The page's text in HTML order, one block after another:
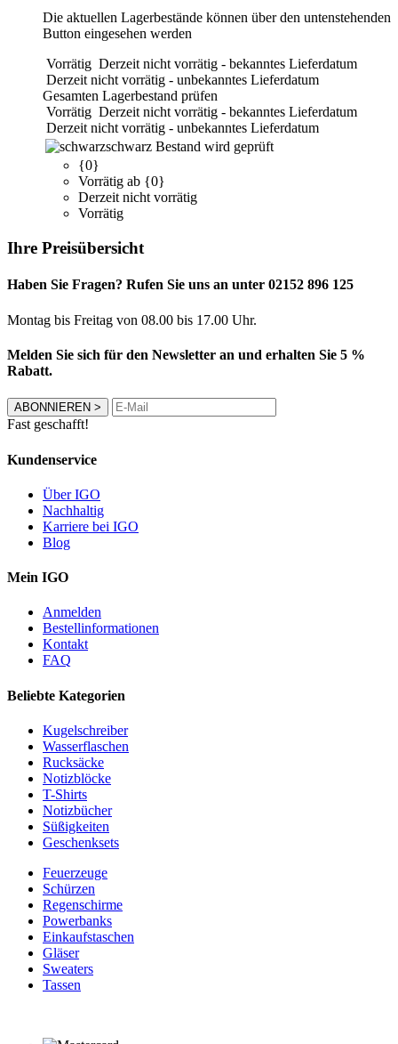
Die aktuellen Lagerbestände können über den untenstehenden
Button eingesehen werden
Vorrätig Derzeit nicht vorrätig - bekanntes Lieferdatum
Derzeit nicht vorrätig - unbekanntes Lieferdatum
Gesamten Lagerbestand prüfen
Vorrätig Derzeit nicht vorrätig - bekanntes Lieferdatum
Derzeit nicht vorrätig - unbekanntes Lieferdatum
schwarz Bestand wird geprüft
{0}
Vorrätig ab {0}
Derzeit nicht vorrätig
Vorrätig
Ihre Preisübersicht
Haben Sie Fragen? Rufen Sie uns an unter 02152 896 125
Montag bis Freitag von 08.00 bis 17.00 Uhr.
Melden Sie sich für den Newsletter an und erhalten Sie 5 %
Rabatt.
ABONNIEREN >
Fast geschafft!
Kundenservice
Über IGO
Nachhaltig
Karriere bei IGO
Blog
Mein IGO
Anmelden
Bestellinformationen
Kontakt
FAQ
Beliebte Kategorien
Kugelschreiber
Wasserflaschen
Rucksäcke
Notizblöcke
T-Shirts
Notizbücher
Süßigkeiten
Geschenksets
Feuerzeuge
Schürzen
Regenschirme
Powerbanks
Einkaufstaschen
Gläser
Sweaters
Tassen